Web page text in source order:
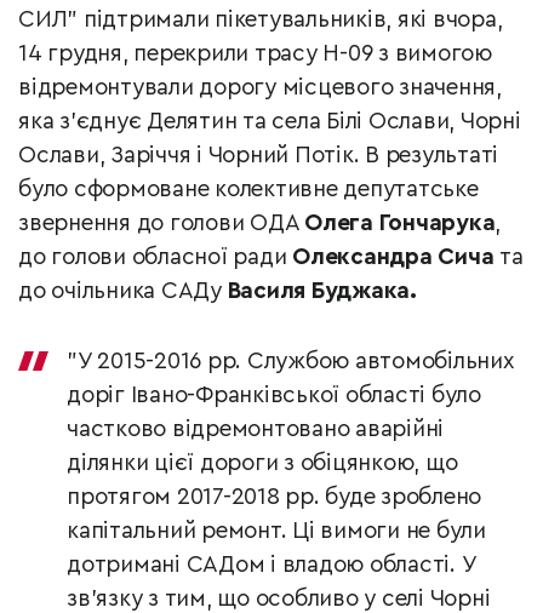
СИЛ" підтримали пікетувальників, які вчора,
14 грудня, перекрили трасу Н-09 з вимогою
відремонтували дорогу місцевого значення,
яка з’єднує Делятин та села Білі Ослави, Чорні
Ослави, Заріччя і Чорний Потік. В результаті
було сформоване колективне депутатське
звернення до голови ОДА Олега Гончарука,
до голови обласної ради Олександра Сича та
до очільника САДу Василя Буджака.
"У 2015-2016 рр. Службою автомобільних
доріг Івано-Франківської області було
частково відремонтовано аварійні
ділянки цієї дороги з обіцянкою, що
протягом 2017-2018 рр. буде зроблено
капітальний ремонт. Ці вимоги не були
дотримані САДом і владою області. У
зв’язку з тим, що особливо у селі Чорні